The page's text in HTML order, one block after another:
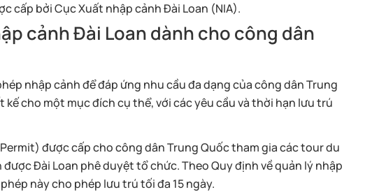
cấp bởi Cục Xuất nhập cảnh Đài Loan (NIA).
cảnh Đài Loan dành cho công dân
nhập cảnh để đáp ứng nhu cầu đa dạng của công dân Trung
cho một mục đích cụ thể, với các yêu cầu và thời hạn lưu trú
được cấp cho công dân Trung Quốc tham gia các tour du
Đài Loan phê duyệt tổ chức. Theo Quy định về quản lý nhập
này cho phép lưu trú tối đa 15 ngày.